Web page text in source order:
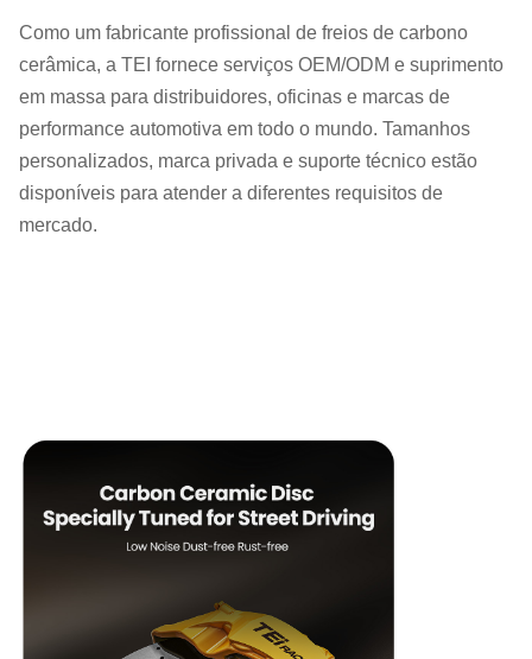
Como um fabricante profissional de freios de carbono
cerâmica, a TEI fornece serviços OEM/ODM e suprimento
em massa para distribuidores, oficinas e marcas de
performance automotiva em todo o mundo. Tamanhos
personalizados, marca privada e suporte técnico estão
disponíveis para atender a diferentes requisitos de
mercado.